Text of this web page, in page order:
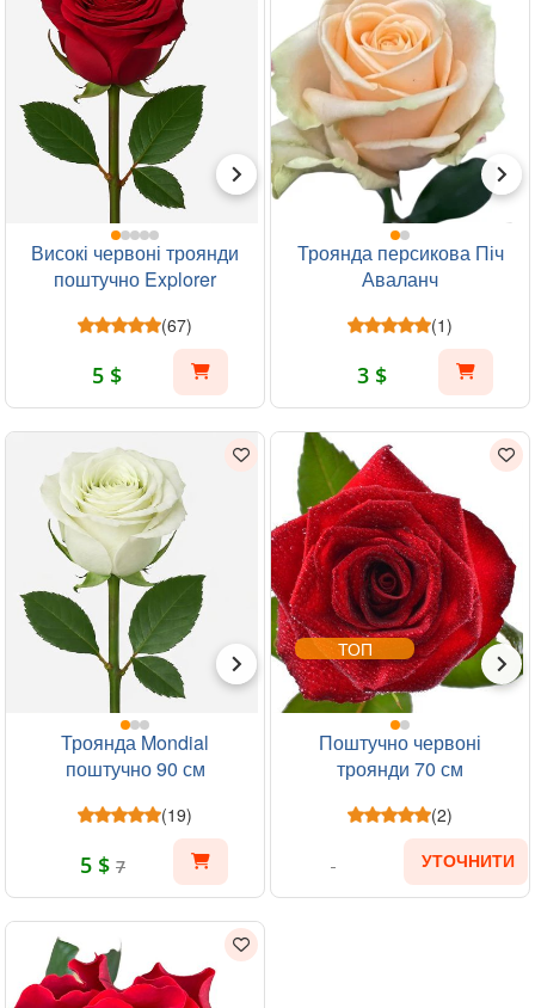
Високі червоні троянди
поштучно Explorer
(67)
5 $
Троянда персикова Піч
Аваланч
(1)
3 $
Троянда Mondial
поштучно 90 см
(19)
5 $ 7
ТОП
Поштучно червоні
троянди 70 см
(2)
УТОЧНИТИ